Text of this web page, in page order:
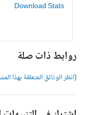
Download Stats
روابط ذات صلة
(انظر الوثائق المتعلقة بهذا